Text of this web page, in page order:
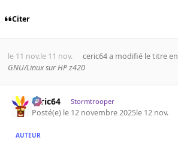
Citer
le 11 nov.le 11 nov. ceric64a modifié le titre en
GNU/Linux sur HP z420
ceric64 Stormtrooper
Posté(e) le 12 novembre 2025le 12 nov.
AUTEUR